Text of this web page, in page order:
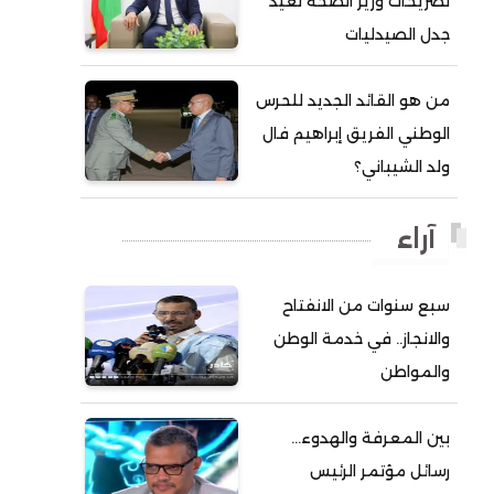
أحمد ولد آبه
أحمد ولد الديه
أحمد ولد السالك
أحمد ولد باهيه
أحمد ولد داداه
أحمد ولد علال
أحمد ولد محمد ديدي
أحمد ولد يحيى
جدل الصيدليات
من هو القائد الجديد للحرس
الوطني الفريق إبراهيم فال
ولد الشيباني؟
آراء
سبع سنوات من الانفتاح
والانجاز.. في خدمة الوطن
والمواطن
بين المعرفة والهدوء…
رسائل مؤتمر الرئيس